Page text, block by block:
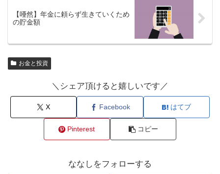
【唖然】年金に頼らず生きていくため
の貯金額
お金と投資
＼シェア頂けると嬉しいです／
X Facebook はてブ
Pinterest コピー
ななしをフォローする